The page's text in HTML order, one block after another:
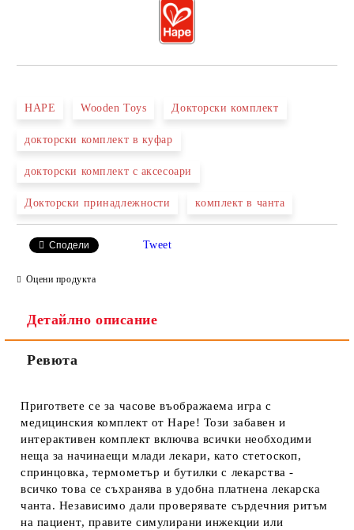
HAPE Wooden Toys Докторски комплект
докторски комплект в куфар
докторски комплект с аксесоари
Докторски принадлежности комплект в чанта
Сподели Tweet
Оцени продукта
Детайлно описание
Ревюта
Пригответе се за часове въображаема игра с
медицинския комплект от Hape! Този забавен и
интерактивен комплект включва всички необходими
неща за начинаещи млади лекари, като стетоскоп,
спринцовка, термометър и бутилки с лекарства -
всичко това се съхранява в удобна платнена лекарска
чанта. Независимо дали проверявате сърдечния ритъм
на пациент, правите симулирани инжекции или